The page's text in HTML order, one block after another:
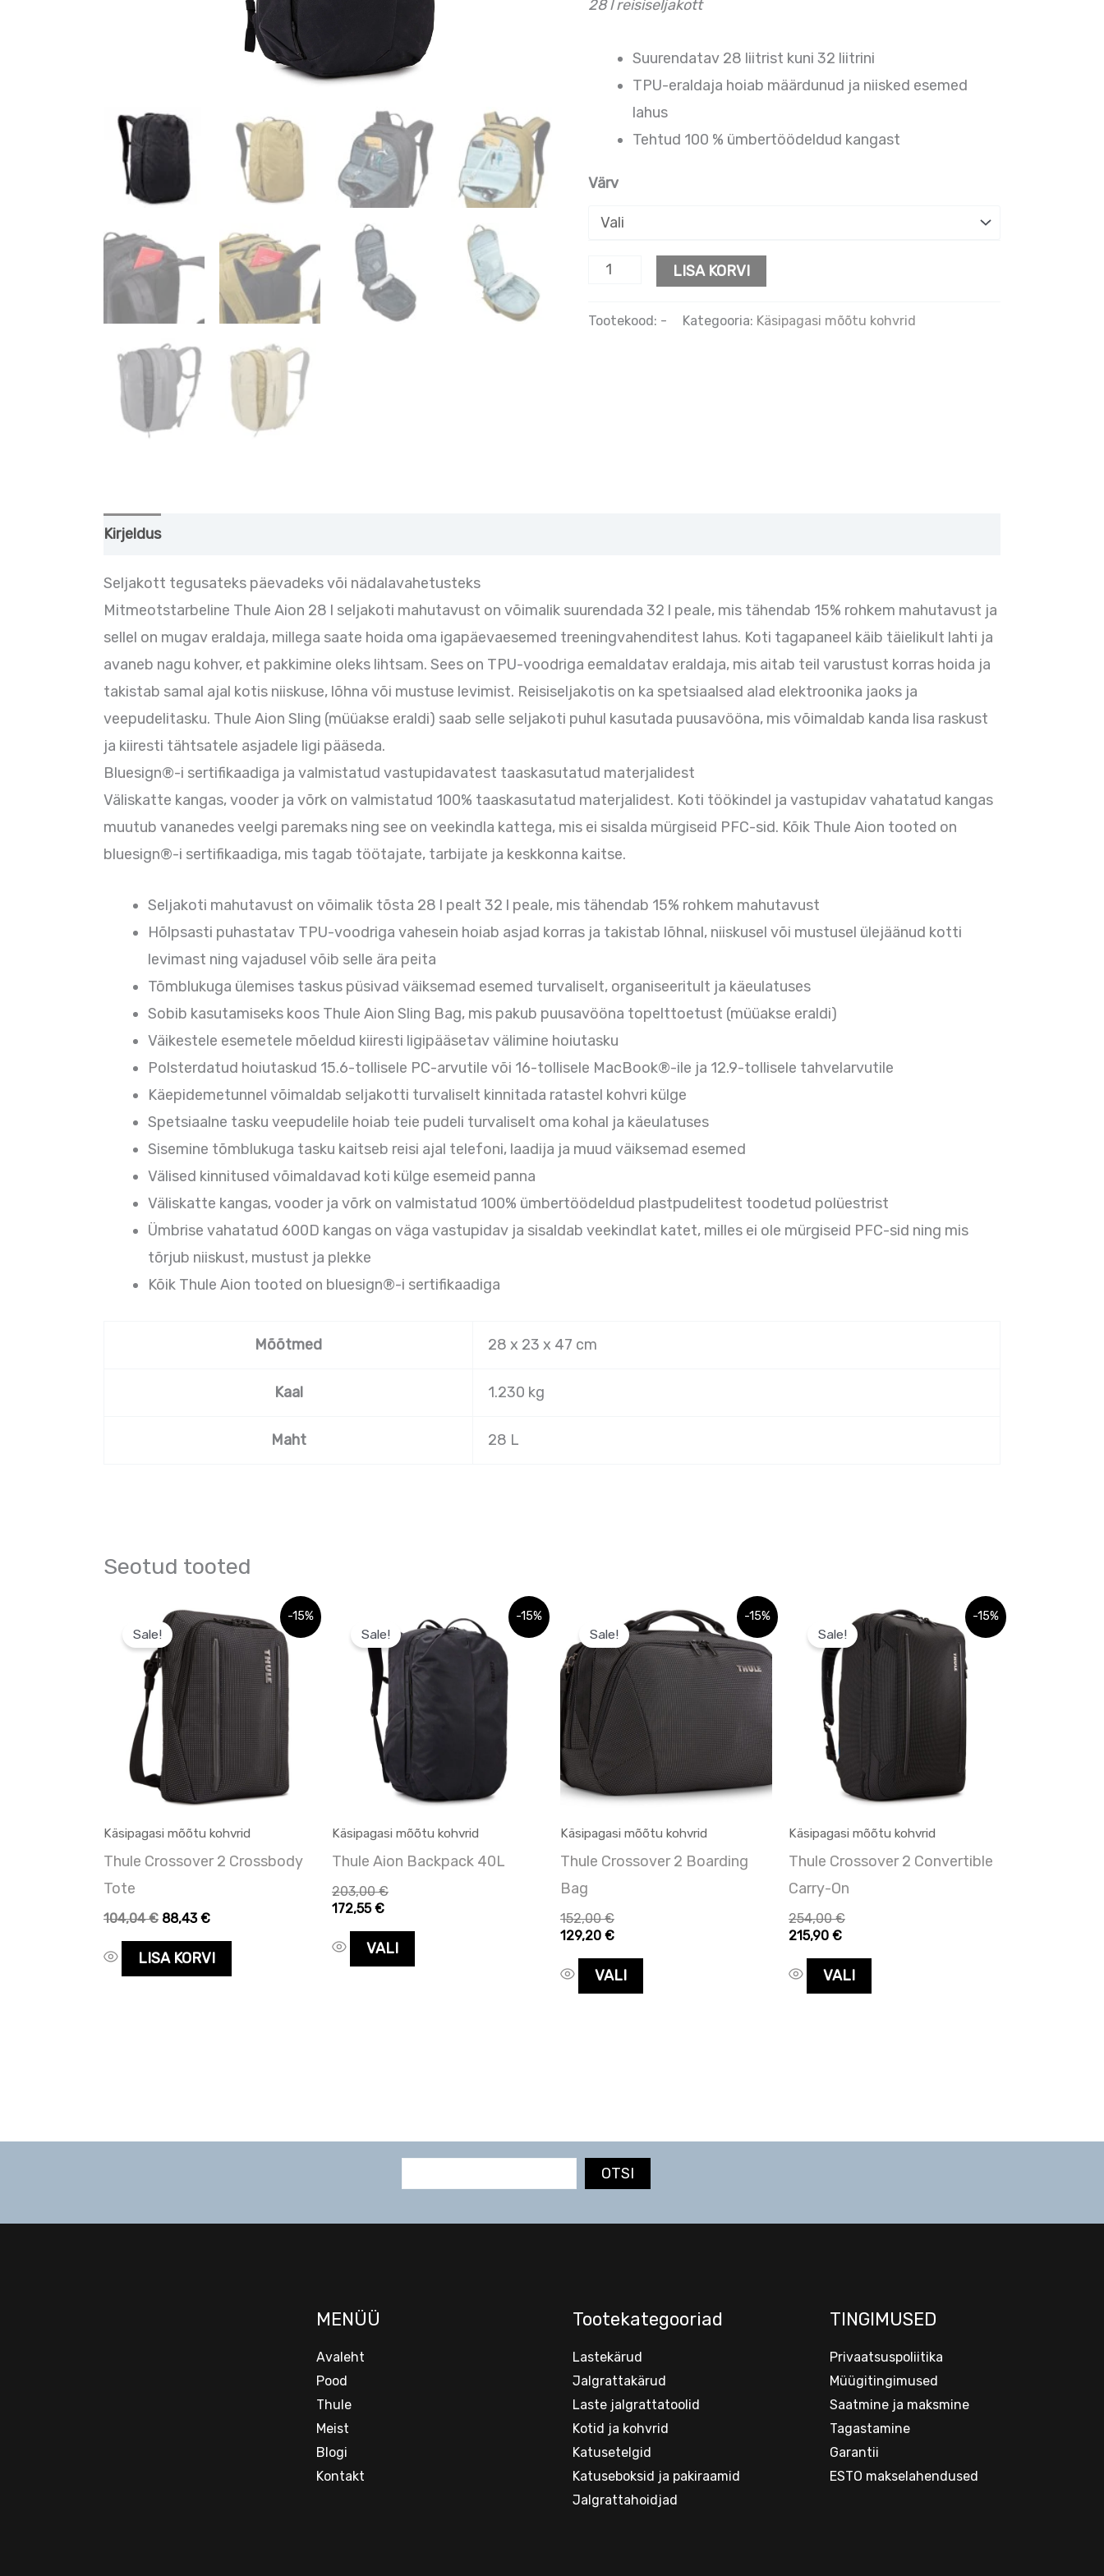
28 l reisiseljakott
Suurendatav 28 liitrist kuni 32 liitrini
TPU-eraldaja hoiab määrdunud ja niisked esemed
lahus
Tehtud 100 % ümbertöödeldud kangast
Värv
LISA KORVI
Tootekood: - Kategooria: Käsipagasi mõõtu kohvrid
Kirjeldus
Seljakott tegusateks päevadeks või nädalavahetusteks
Mitmeotstarbeline Thule Aion 28 l seljakoti mahutavust on võimalik suurendada 32 l peale, mis tähendab 15% rohkem mahutavust ja
sellel on mugav eraldaja, millega saate hoida oma igapäevaesemed treeningvahenditest lahus. Koti tagapaneel käib täielikult lahti ja
avaneb nagu kohver, et pakkimine oleks lihtsam. Sees on TPU-voodriga eemaldatav eraldaja, mis aitab teil varustust korras hoida ja
takistab samal ajal kotis niiskuse, lõhna või mustuse levimist. Reisiseljakotis on ka spetsiaalsed alad elektroonika jaoks ja
veepudelitasku. Thule Aion Sling (müüakse eraldi) saab selle seljakoti puhul kasutada puusavööna, mis võimaldab kanda lisa raskust
ja kiiresti tähtsatele asjadele ligi pääseda.
Bluesign®-i sertifikaadiga ja valmistatud vastupidavatest taaskasutatud materjalidest
Väliskatte kangas, vooder ja võrk on valmistatud 100% taaskasutatud materjalidest. Koti töökindel ja vastupidav vahatatud kangas
muutub vananedes veelgi paremaks ning see on veekindla kattega, mis ei sisalda mürgiseid PFC-sid. Kõik Thule Aion tooted on
bluesign®-i sertifikaadiga, mis tagab töötajate, tarbijate ja keskkonna kaitse.
Seljakoti mahutavust on võimalik tõsta 28 l pealt 32 l peale, mis tähendab 15% rohkem mahutavust
Hõlpsasti puhastatav TPU-voodriga vahesein hoiab asjad korras ja takistab lõhnal, niiskusel või mustusel ülejäänud kotti
levimast ning vajadusel võib selle ära peita
Tõmblukuga ülemises taskus püsivad väiksemad esemed turvaliselt, organiseeritult ja käeulatuses
Sobib kasutamiseks koos Thule Aion Sling Bag, mis pakub puusavööna topelttoetust (müüakse eraldi)
Väikestele esemetele mõeldud kiiresti ligipääsetav välimine hoiutasku
Polsterdatud hoiutaskud 15.6-tollisele PC-arvutile või 16-tollisele MacBook®-ile ja 12.9-tollisele tahvelarvutile
Käepidemetunnel võimaldab seljakotti turvaliselt kinnitada ratastel kohvri külge
Spetsiaalne tasku veepudelile hoiab teie pudeli turvaliselt oma kohal ja käeulatuses
Sisemine tõmblukuga tasku kaitseb reisi ajal telefoni, laadija ja muud väiksemad esemed
Välised kinnitused võimaldavad koti külge esemeid panna
Väliskatte kangas, vooder ja võrk on valmistatud 100% ümbertöödeldud plastpudelitest toodetud polüestrist
Ümbrise vahatatud 600D kangas on väga vastupidav ja sisaldab veekindlat katet, milles ei ole mürgiseid PFC-sid ning mis
tõrjub niiskust, mustust ja plekke
Kõik Thule Aion tooted on bluesign®-i sertifikaadiga
Mõõtmed 28 x 23 x 47 cm
Kaal 1.230 kg
Maht 28 L
Seotud tooted
-15%
Sale!
Käsipagasi mõõtu kohvrid
Thule Crossover 2 Crossbody
Tote
104,04 €.
104,04€
Praegune
hind
on:
104,04 €.
88,43€
LISA KORVI
-15%
Sale!
Käsipagasi mõõtu kohvrid
Thule Aion Backpack 40L
203,00€
172,55€
VALI
Sellel
tootel
on
saab
teha
tootelehel.
-15%
Sale!
Käsipagasi mõõtu kohvrid
Thule Crossover 2 Boarding
Bag
152,00€
129,20 €
VALI
Sellel
tootel
on
mitu
varianti.
Valikuid
saab
teha
tootelehel.
-15%
Sale!
Käsipagasi mõõtu kohvrid
Thule Crossover 2 Convertible
Carry-On
254,00€
215,90 €
VALI
Sellel
tootel
Valikuid
saab
teha
tootelehel.
OTSI
MENÜÜ
Avaleht
Pood
Thule
Meist
Blogi
Kontakt
Tootekategooriad
Lastekärud
Jalgrattakärud
Laste jalgrattatoolid
Kotid ja kohvrid
Katusetelgid
Katuseboksid ja pakiraamid
Jalgrattahoidjad
TINGIMUSED
Privaatsuspoliitika
Müügitingimused
Saatmine ja maksmine
Tagastamine
Garantii
ESTO makselahendused